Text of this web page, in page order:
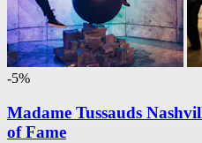
-5%
Madame Tussauds
of Fame